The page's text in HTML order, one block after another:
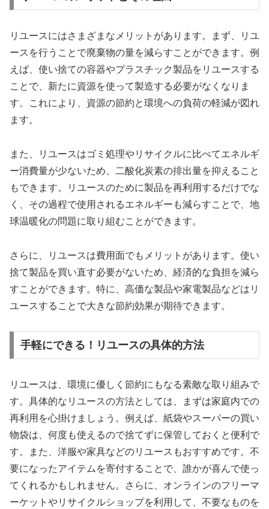
リユースにはさまざまなメリットがあります。まず、リユ
ースを行うことで廃棄物の量を減らすことができます。例
えば、使い捨ての容器やプラスチック製品をリユースする
ことで、新たに資源を使って製造する必要がなくなりま
す。これにより、資源の節約と環境への負荷の軽減が図れ
ます。
また、リユースはゴミ処理やリサイクルに比べてエネルギ
ー消費量が少ないため、二酸化炭素の排出量を抑えること
もできます。リユースのために製品を再利用するだけでな
く、その過程で使用されるエネルギーも減らすことで、地
球温暖化の問題に取り組むことができます。
さらに、リユースは費用面でもメリットがあります。使い
捨て製品を買い直す必要がないため、経済的な負担を減ら
すことができます。特に、高価な製品や家電製品などはリ
ユースすることで大きな節約効果が期待できます。
手軽にできる！リユースの具体的方法
リユースは、環境に優しく節約にもなる素敵な取り組みで
す。具体的なリユースの方法としては、まずは家庭内での
再利用を心掛けましょう。例えば、紙袋やスーパーの買い
物袋は、何度も使えるので捨てずに保管しておくと便利で
す。また、洋服や家具などのリユースもおすすめです。不
要になったアイテムを寄付することで、誰かが喜んで使っ
てくれるかもしれません。さらに、オンラインのフリーマ
ーケットやリサイクルショップを利用して、不要なものを